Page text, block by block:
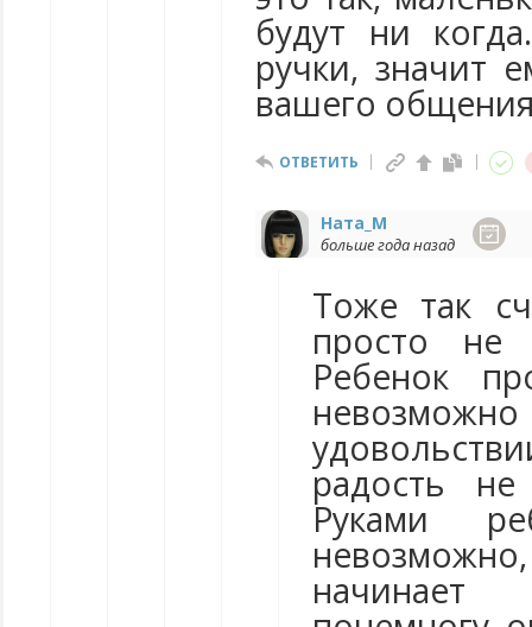
будут ни
ручки, значит
вашего
ОТВЕТИТЬ
Ната_М
больше года назад
Тоже так
просто не
Ребенок
невозможно
радость
Руками